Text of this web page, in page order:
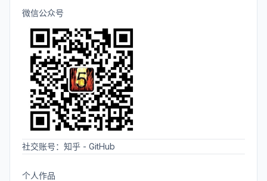
微信公众号
社交账号： 知乎 - GitHub
个人作品